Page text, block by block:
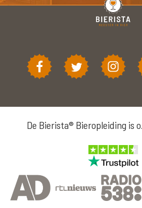
De Bierista® Bieropleiding is